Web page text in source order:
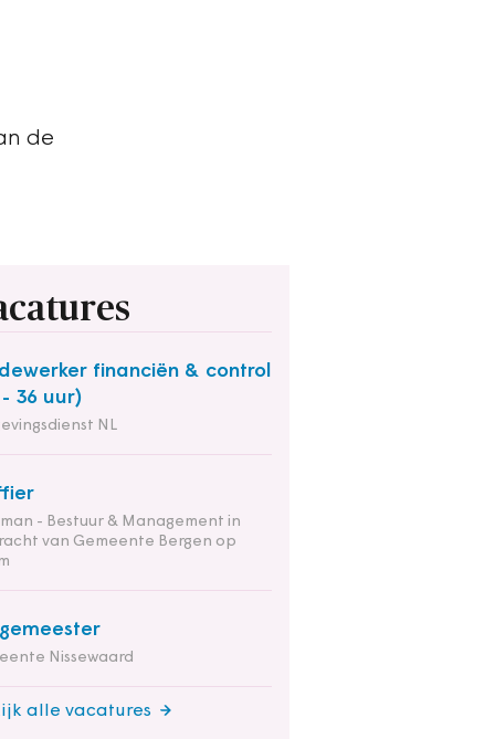
de
financiën & control
36 uur)
NL
- Bestuur & Management in
van Gemeente Bergen op
Nissewaard
alle vacatures